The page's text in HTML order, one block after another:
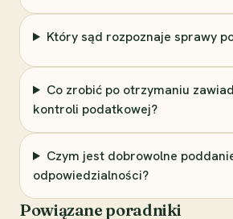
Który sąd rozpoznaje sprawy
Co zrobić po otrzymaniu
kontroli podatkowej?
Czym jest dobrowolne
odpowiedzialności?
Powiązane poradniki